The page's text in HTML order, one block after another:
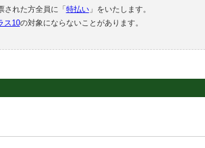
された方全員に「 特払い」をいたします。
ス10の対象にならないことがあります。